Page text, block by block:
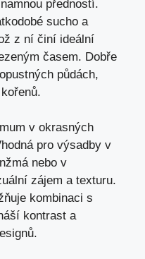
předností.
sucho a
z ní činí ideální
časem. Dobře
půdách,
v okrasných
pro výsadby v
nebo v
zájem a texturu.
kombinaci s
kontrast a